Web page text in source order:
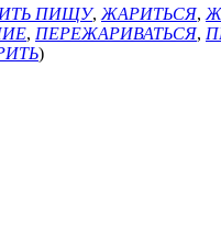
ПИЩУ, ЖАРИТЬСЯ,
, ПЕРЕЖАРИВАТЬСЯ,
)